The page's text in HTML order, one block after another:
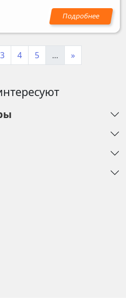
3 4 5 ... »